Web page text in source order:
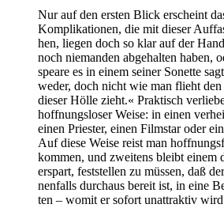
Nur auf den ers­ten Blick erscheint
Kom­pli­ka­tio­nen, die mit die­ser
hen, lie­gen doch so klar auf der
noch nie­man­den abge­hal­ten haben,
speare es in einem sei­ner Sonet­te
we­der, doch nicht wie man flieht
die­ser Höl­le zieht.« Prak­tisch
hoff­nungs­lo­ser Wei­se: in einen
einen Pries­ter, einen Film­star oder
Auf die­se Wei­se reist man
kom­men, und zwei­tens bleibt einem
erspart, fest­stel­len zu müs­sen, daß
nen­falls durch­aus bereit ist, in eine
ten – womit er sofort unat­trak­tiv